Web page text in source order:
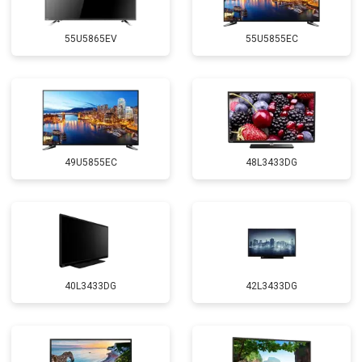
55U5865EV 55U5855EC
49U5855EC 48L3433DG
40L3433DG 42L3433DG